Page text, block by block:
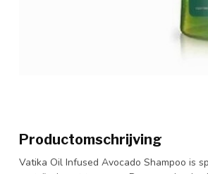
Productomschrijving
Vatika Oil Infused Avocado Shampoo is